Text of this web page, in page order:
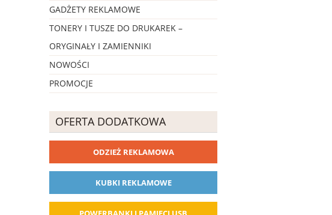
GADŻETY REKLAMOWE
TONERY I TUSZE DO DRUKAREK –
ORYGINAŁY I ZAMIENNIKI
NOWOŚCI
PROMOCJE
OFERTA DODATKOWA
ODZIEŻ REKLAMOWA
KUBKI REKLAMOWE